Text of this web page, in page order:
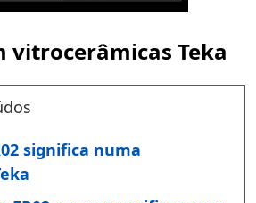
vitrocerâmicas Teka
significa numa